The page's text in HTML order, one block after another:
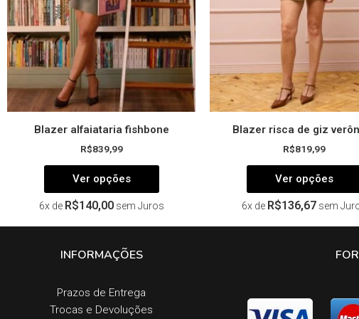
Blazer alfaiataria fishbone
R$839,99
Ver opções
ser
escolhidas
na
página
do
produto
6x de R$140,00 sem Juros
Blazer risca de giz
R$819,99
Ver opções
6x de R$136,67 sem
INFORMAÇÕES
Prazos de Entrega​
Trocas e Devoluções​